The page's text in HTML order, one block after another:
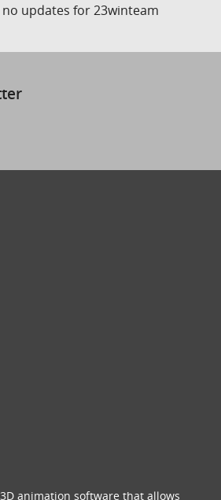
updates for 23winteam
animation software that allows